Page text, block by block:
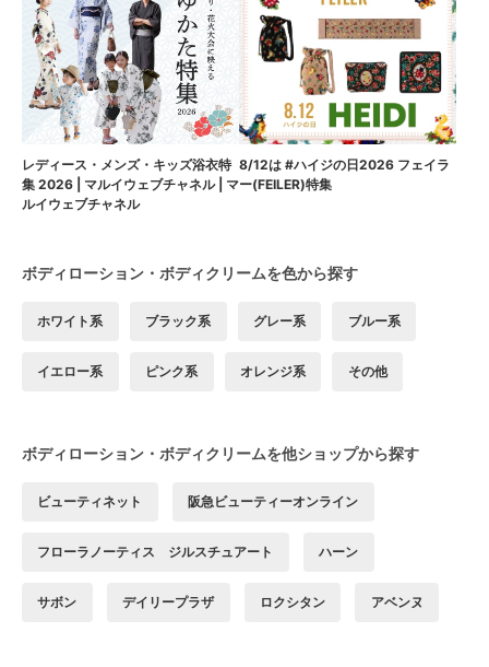
レディース・メンズ・キッズ浴衣特
集 2026 | マルイウェブチャネル | マ
ルイウェブチャネル
8/12は #ハイジの日2026 フェイラ
ー(FEILER)特集
ボディローション・ボディクリームを色から探す
ホワイト系 ブラック系 グレー系 ブルー系
イエロー系 ピンク系 オレンジ系 その他
ボディローション・ボディクリームを他ショップから探す
ビューティネット 阪急ビューティーオンライン
フローラノーティス ジルスチュアート ハーン
サボン デイリープラザ ロクシタン アベンヌ